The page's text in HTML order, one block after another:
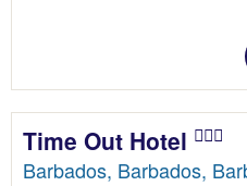
Time Out Hotel
Barbados, Barbados,